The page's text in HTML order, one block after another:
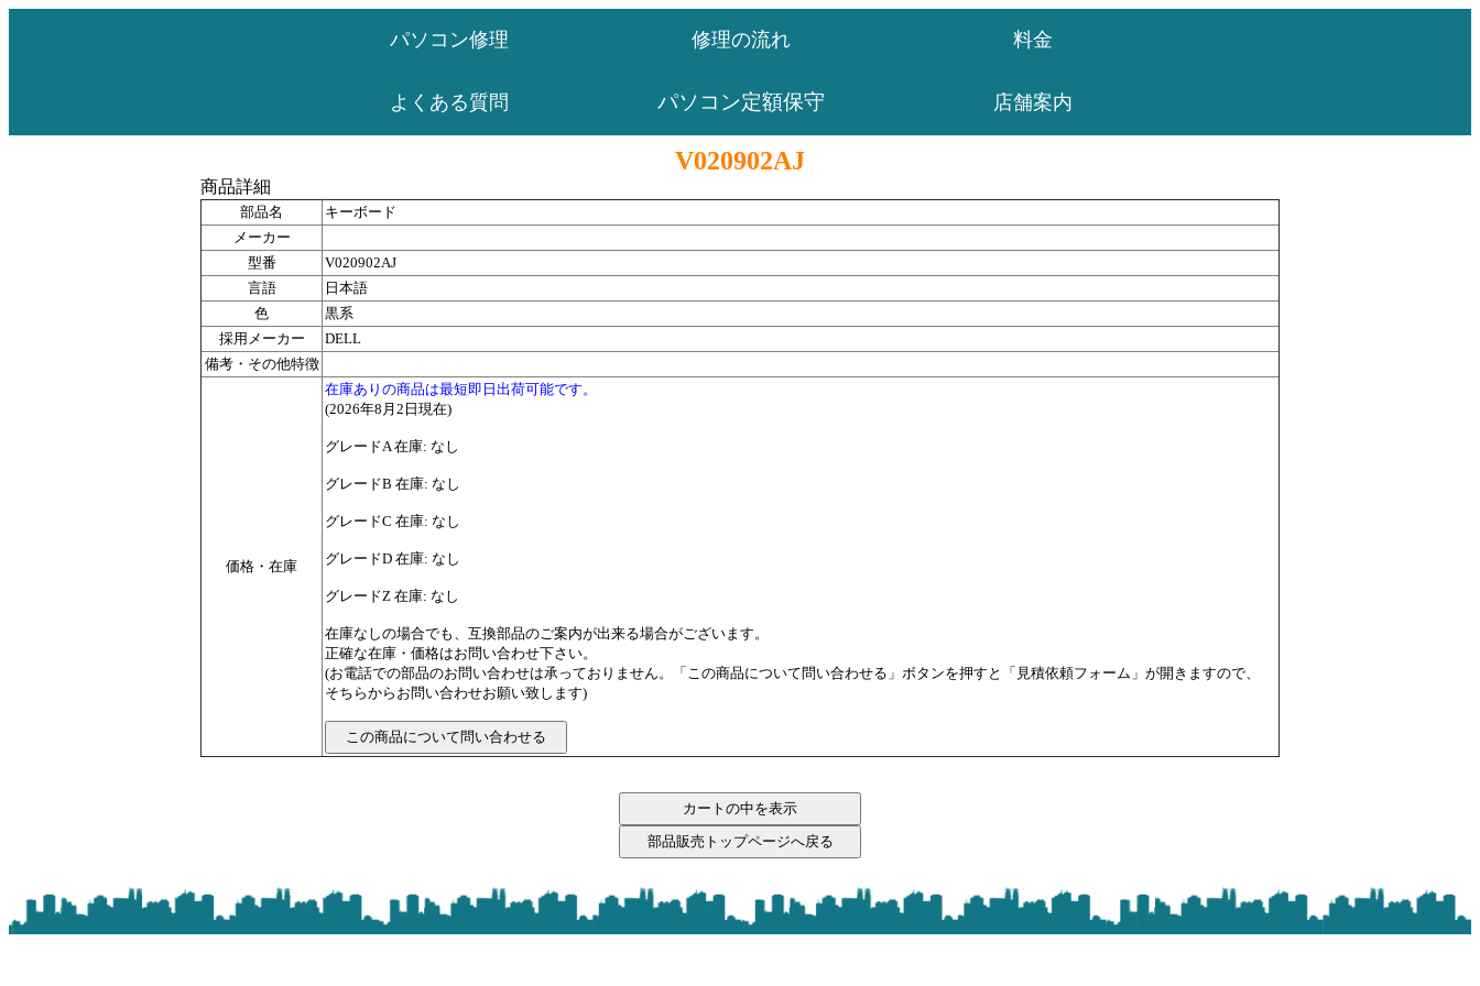
パソコン修理 修理の流れ 料金
よくある質問 パソコン定額保守 店舗案内
V020902AJ
商品詳細
部品名
キーボード
メーカー
型番
V020902AJ
言語
日本語
色
黒系
採用メーカー
DELL
備考・その他特徴
価格・在庫
在庫ありの商品は最短即日出荷可能です。
(2026年8月2日現在)
グレードA 在庫: なし
グレードB 在庫: なし
グレードC 在庫: なし
グレードD 在庫: なし
グレードZ 在庫: なし
在庫なしの場合でも、互換部品のご案内が出来る場合がございます。
正確な在庫・価格はお問い合わせ下さい。
(お電話での部品のお問い合わせは承っておりません。「この商品について問い合わせる」ボタンを押すと「見積依頼フォーム」が開きますので、
そちらからお問い合わせお願い致します)